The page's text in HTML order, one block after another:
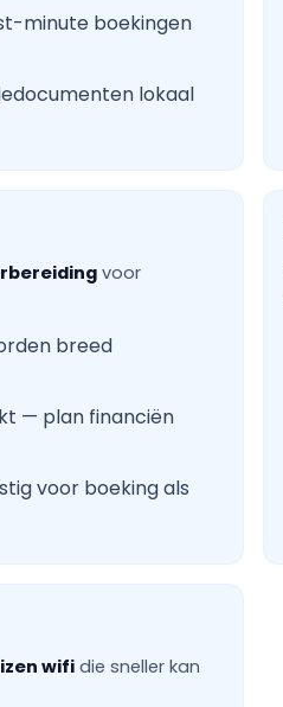
minute boekingen
lokaal
voor
breed
— plan financiën
voor boeking als
wifi die sneller kan